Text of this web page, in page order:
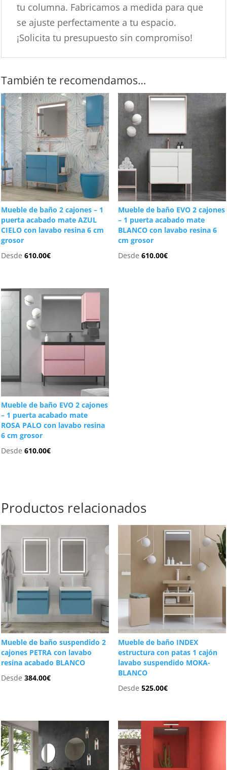
tu columna. Fabricamos a medida para que
se ajuste perfectamente a tu espacio.
¡Solicita tu presupuesto sin compromiso!
También te recomendamos…
Mueble de baño 2 cajones – 1
puerta acabado mate AZUL
CIELO con lavabo resina 6 cm
grosor
Desde610.00€
Mueble de baño EVO 2 cajones
– 1 puerta acabado mate
BLANCO con lavabo resina 6
cm grosor
Desde 610.00€
Mueble de baño EVO 2 cajones
– 1 puerta acabado mate
ROSA PALO con lavabo resina
6 cm grosor
Desde610.00€
Productos relacionados
Mueble de baño suspendido 2
cajones PETRA con lavabo
resina acabado BLANCO
Desde384.00€
Mueble de baño INDEX
estructura con patas 1 cajón
lavabo suspendido MOKA-
BLANCO
Desde 525.00€